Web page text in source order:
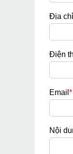
Địa chỉ
Điện
Email *
Nội